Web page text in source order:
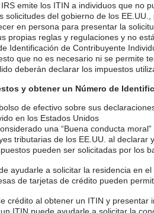
IRS emite los ITIN a individuos que no
solicitudes del gobierno de los
en persona para presentar la
propias reglas y regulaciones y no
Identificación de Contribuyente
que no es necesario ni se permite
deberán declarar los impuestos
y obtener un Número de
de efectivo sobre sus
en los Estados Unidos
una “Buena conducta
tributarias de los EE.UU. al declarar
pueden ser solicitadas por los
ayudarle a solicitar la residencia en el
de tarjetas de crédito pueden
crédito al obtener un ITIN y presentar